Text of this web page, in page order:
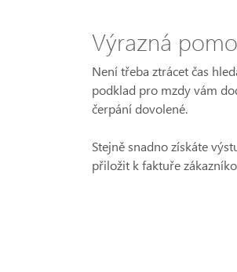
Výrazná
Není třeba ztrácet čas
podklad pro mzdy vám
čerpání dovolené.
Stejně snadno získáte
přiložit k faktuře